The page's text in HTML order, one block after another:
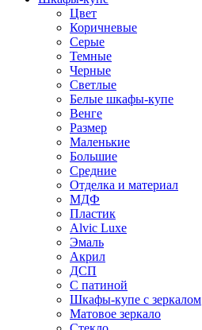
Цвет
Коричневые
Серые
Темные
Черные
Светлые
Белые шкафы-купе
Венге
Размер
Маленькие
Большие
Средние
Отделка и материал
МДФ
Пластик
Alvic Luxe
Эмаль
Акрил
ДСП
С патиной
Шкафы-купе с зеркалом
Матовое зеркало